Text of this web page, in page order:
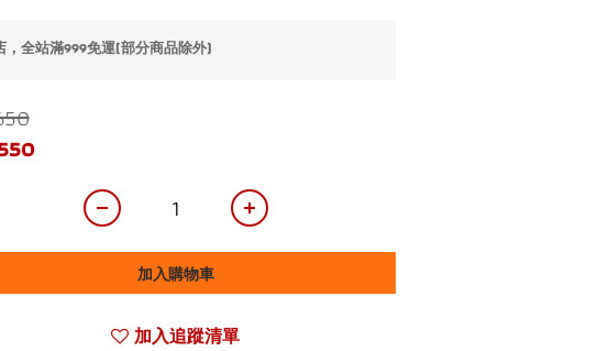
，全站滿999免運(部分商品除外)
加入購物車
加入追蹤清單